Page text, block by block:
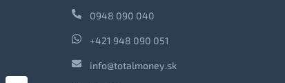
0948 090 040
+421 948 090 051
info@totalmoney.sk